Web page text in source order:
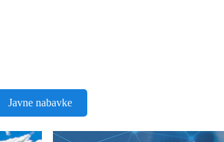
Javne nabavke